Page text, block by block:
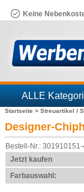
Keine
ALLE
Branchen
Startseite > Streuartikel /
Designer-
Bestell-Nr.: 301910151-
Jetzt kaufen
Farbauswahl: